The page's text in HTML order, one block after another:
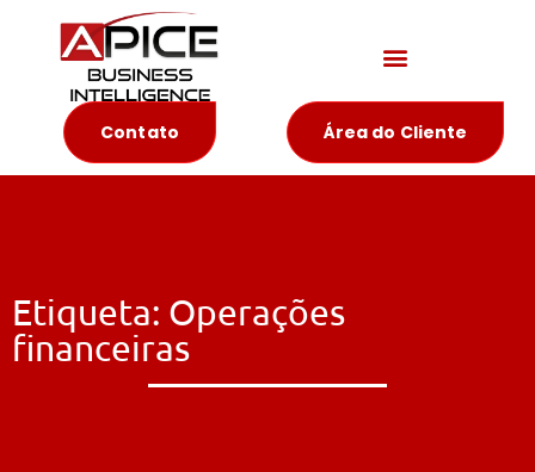
Contato Área do Cliente
Etiqueta: Operações
financeiras